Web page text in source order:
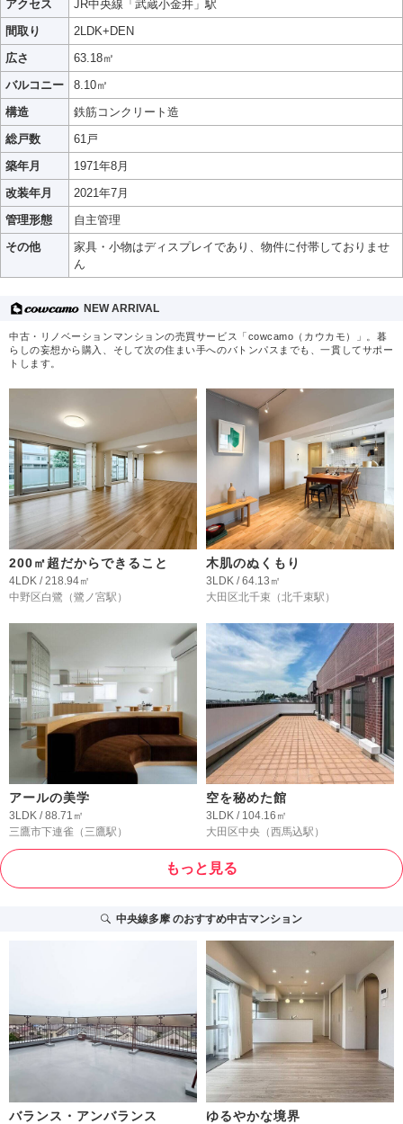
アクセス
JR中央線「武蔵小金井」駅
間取り
2LDK+DEN
広さ
63.18㎡
バルコニー
8.10㎡
構造
鉄筋コンクリート造
総戸数
61戸
築年月
1971年8月
改装年月
2021年7月
管理形態
自主管理
その他
家具・小物はディスプレイであり、物件に付帯しておりませ
ん
NEW ARRIVAL
中古・リノベーションマンションの売買サービス「cowcamo（カウカモ）」。暮
らしの妄想から購入、そして次の住まい手へのバトンパスまでも、一貫してサポー
トします。
200㎡超だからできること
4LDK / 218.94㎡
中野区白鷺 （鷺ノ宮駅）
木肌のぬくもり
3LDK / 64.13㎡
大田区北千束 （北千束駅）
アールの美学
3LDK / 88.71㎡
三鷹市下連雀 （三鷹駅）
空を秘めた館
3LDK / 104.16㎡
大田区中央 （西馬込駅）
もっと見る
中央線多摩のおすすめ中古マンション
バランス・アンバランス ゆるやかな境界